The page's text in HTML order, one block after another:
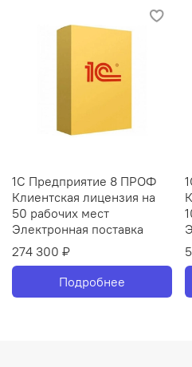
1С Предприятие 8 ПРОФ
Клиентская лицензия на
50 рабочих мест
Электронная поставка
274 300 ₽
Подробнее